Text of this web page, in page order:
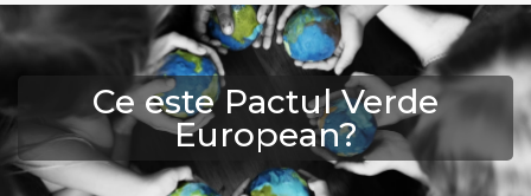
Ce este Pactul Verde
European?